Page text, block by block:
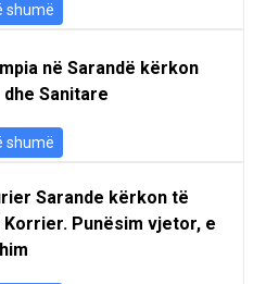
shumë
në Sarandë kërkon
Sanitare
shumë
Sarande kërkon të
Korrier. Punësim vjetor, e